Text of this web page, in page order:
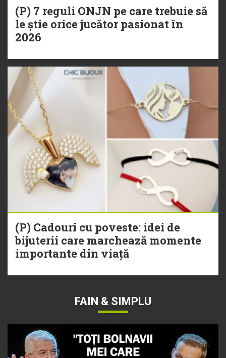
(P) 7 reguli ONJN pe care trebuie să
le știe orice jucător pasionat în
2026
(P) Cadouri cu poveste: idei de
bijuterii care marchează momente
importante din viață
FAIN & SIMPLU